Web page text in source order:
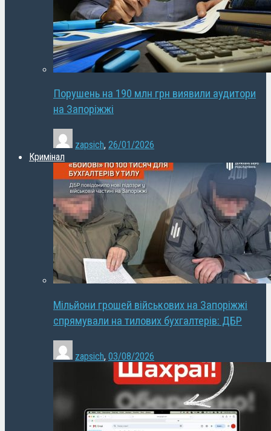
Порушень на 190 млн грн виявили аудитори
на Запоріжжі
zapsich, 26/01/2026
Кримінал
Мільйони грошей військових на Запоріжжі
спрямували на тилових бухгалтерів: ДБР
zapsich, 03/08/2026